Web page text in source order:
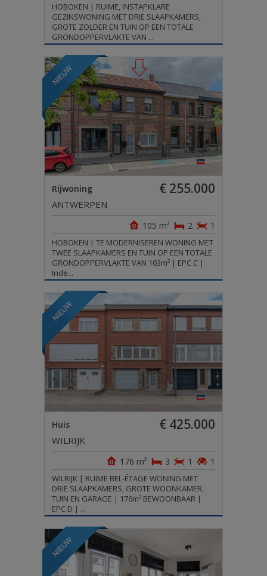
HOBOKEN | RUIME, INSTAPKLARE
GEZINSWONING MET DRIE SLAAPKAMERS,
GROTE ZOLDER EN TUIN OP EEN TOTALE
GRONDOPPERVLAKTE VAN ...
Rijwoning € 255.000
ANTWERPEN
1
2
105 m²
HOBOKEN | TE MODERNISEREN WONING MET
TWEE SLAAPKAMERS EN TUIN OP EEN TOTALE
GRONDOPPERVLAKTE VAN 103m² | EPC C |
Inde...
Huis € 425.000
WILRIJK
1
1
3
176 m²
WILRIJK | RUIME BEL-ÉTAGE WONING MET
DRIE SLAAPKAMERS, GROTE WOONKAMER,
TUIN EN GARAGE | 176m² BEWOONBAAR |
EPC D | ...